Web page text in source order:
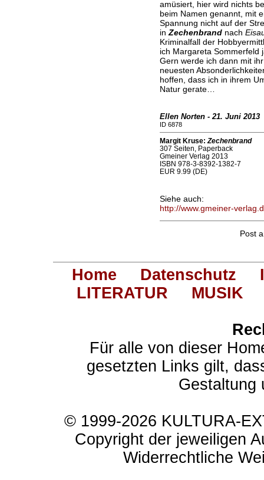
amüsiert, hier wird nichts
beim Namen genannt, mit
Spannung nicht auf der
inZechenbrandnach
Kriminalfall der
ich Margareta Sommerfeld
Gern werde ich dann mit
neuesten
hoffen, dass ich in ihrem
Natur gerate…
Ellen Norten - 21. Juni 2013
ID 6878
Margit Kruse: Zechenbrand
307 Seiten, Paperback
Gmeiner Verlag 2013
ISBN 978-3-8392-1382-7
EUR 9.99 (DE)
Siehe auch:
http://www.gmeiner-
Post
Home Datenschutz
LITERATUR
MUSIK
Für alle von dieser
gesetzten Links gilt,
Gestaltung
© 1999-2026 KULTURA-
Copyright der jeweiligen
Widerrechtliche